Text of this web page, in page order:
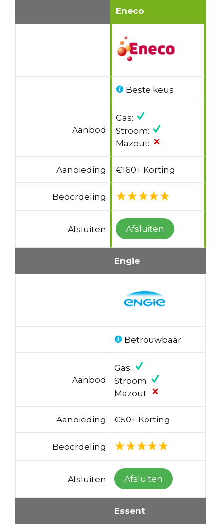
Eneco
Beste keus
Aanbod
Gas:
Stroom:
Mazout:
Aanbieding €160+ Korting
Beoordeling
Afsluiten Afsluiten
Engie
Betrouwbaar
Aanbod
Gas:
Stroom:
Mazout:
Aanbieding €50+ Korting
Beoordeling
Afsluiten Afsluiten
Essent